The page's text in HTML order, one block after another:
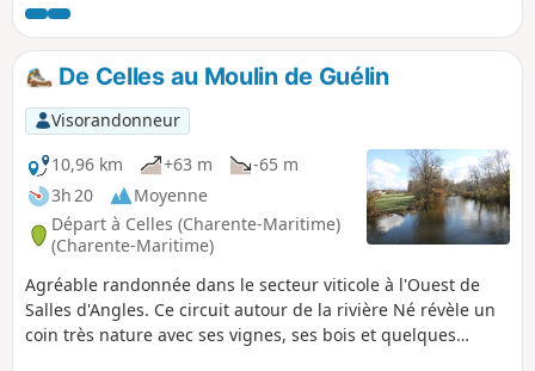
vignobles, du paysage de la Grande Champagne et des
autres villages aux alentours. Chaque saison permet d’en
découvrir des charmes différents.
De Celles au Moulin de Guélin
Visorandonneur
10,96 km
+63 m
-65 m
3h 20
Moyenne
Départ à Celles (Charente-Maritime)
(Charente-Maritime)
Agréable randonnée dans le secteur viticole à l'Ouest de
Salles d'Angles. Ce circuit autour de la rivière Né révèle un
coin très nature avec ses vignes, ses bois et quelques